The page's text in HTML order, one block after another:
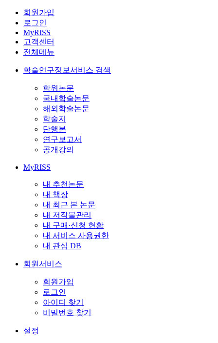
회원가입
로그인
MyRISS
고객센터
전체메뉴
학술연구정보서비스 검색
학위논문
국내학술논문
해외학술논문
학술지
단행본
연구보고서
공개강의
MyRISS
내 추천논문
내 책장
내 최근 본 논문
내 저작물관리
내 구매·신청 현황
내 서비스 사용권한
내 관심 DB
회원서비스
회원가입
로그인
아이디 찾기
비밀번호 찾기
설정